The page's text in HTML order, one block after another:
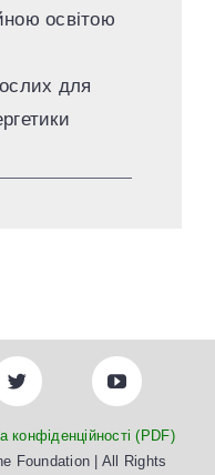
освітою
для
конфіденційності (PDF)
Foundation | All Rights